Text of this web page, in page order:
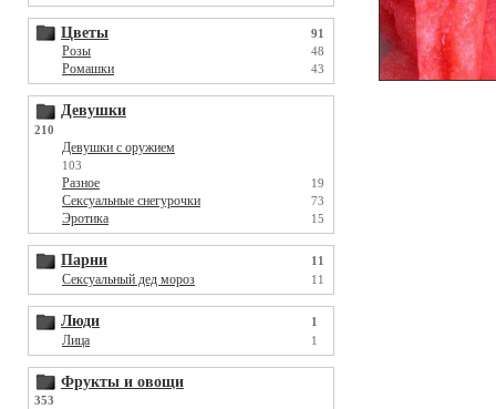
Цветы 91
Розы 48
Ромашки 43
Девушки
210
Девушки с оружием
103
Разное 19
Сексуальные снегурочки 73
Эротика 15
Парни 11
Сексуальный дед мороз 11
Люди 1
Лица 1
Фрукты и овощи
353